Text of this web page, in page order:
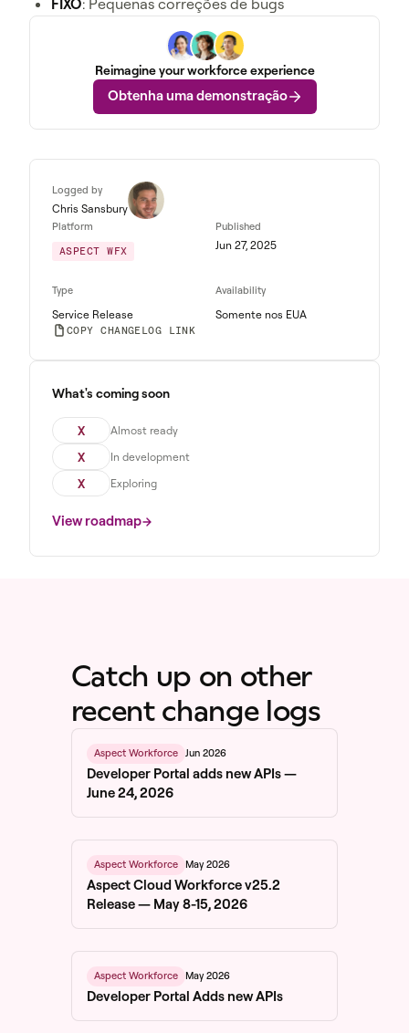
Reimagine your workforce experience
Obtenha uma demonstração
Logged by
Chris Sansbury
Platform
ASPECT WFX
Published
Jun 27, 2025
Type
Service Release
Availability
Somente nos EUA
COPY CHANGELOG LINK
What's coming soon
X Almost ready
X In development
X Exploring
View roadmap
Catch up on other
recent change logs
Aspect Workforce Jun 2026
Developer Portal adds new APIs —
June 24, 2026
Aspect Workforce May 2026
Aspect Cloud Workforce v25.2
Release — May 8-15, 2026
Aspect Workforce May 2026
Developer Portal Adds new APIs